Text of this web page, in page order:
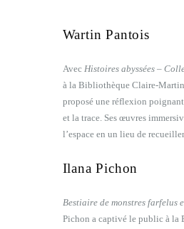
Wartin Pantois
Avec Histoires abyssées –
à la Bibliothèque Claire-
proposé une réflexion
et la trace. Ses œuvres
l’espace en un lieu de
Ilana Pichon
Bestiaire de monstres farfelus
Pichon a captivé le public à la